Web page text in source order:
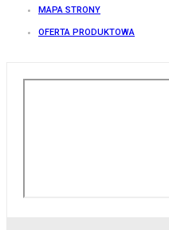
MAPA STRONY
OFERTA PRODUKTOWA